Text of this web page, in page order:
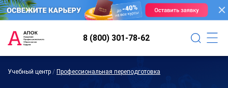
8 (800) 301-78-62
Учебный центр / Профессиональная переподготовка